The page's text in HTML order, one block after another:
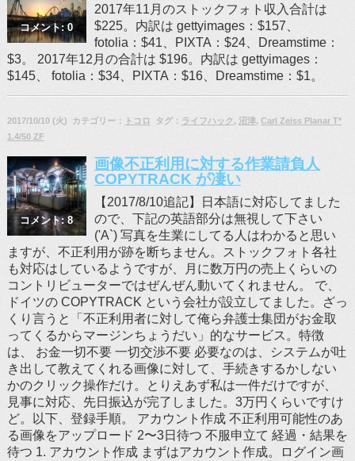
コメント: 0
2017年11月のストックフォト収入合計は
$225。内訳は gettyimages：$157、
fotolia：$41、PIXTA：$24、Dreamstime：
$3。 2017年12月の合計は $196。内訳は gettyimages：
$145、 fotolia：$34、PIXTA：$16、Dreamstime：$1。
2017/10/10 (火) カテゴリー： トコロ タグ： ライフハック , 沼津, Carl Zeiss Planar T*
1.4/50 ZF
コメント: 8
画像不正利用に対する作業請負人
COPYTRACK が凄い
【2017/8/10追記】日本語に対応してました
ので、下記の英語部分は無視して下さい
('A`) 写真を生業にしてる人はわかると思い
ますが、不正利用が跡を断ちません。ストックフォト各社
も対応はしているようですが、月に数万円の売上くらいの
コントリビューターではぜんぜん動いてくれません。 で、
ドイツの COPYTRACK という会社が設立してました。ざっ
くり言うと「不正利用者に対して俺ら弁護士集団がお金取
ってくるからマージンちょうだい」的なサービス。特徴
は、 お金一切不要 一切交渉不要 必要なのは、システムが吐
き出して教えてくれる画像に対して、手続きするかしない
かのクリック操作だけ。とりえあず私は一件だけですが、
見事に対応、先日振込が完了しました。3万円くらいですけ
ど。以下、登録手順。 アカウント作成 不正利用可能性のあ
る画像をアップロード 2〜3日待つ 不服申立て 経過・結果を
待つ 1. アカウント作成 まずはアカウント作成。ログイン画